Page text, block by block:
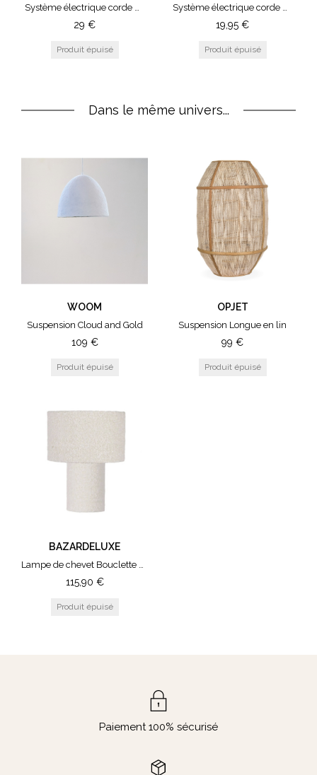
Système électrique corde douille métal doré (H.110 cm)
29 €
Système électrique corde douille noire (H.110 cm)
19,95 €
Dans le même univers...
WOOM
Suspension Cloud and Gold
109 €
OPJET
Suspension Longue en lin
99 €
BAZARDELUXE
Lampe de chevet Bouclette Small
115,90 €
Paiement 100% sécurisé